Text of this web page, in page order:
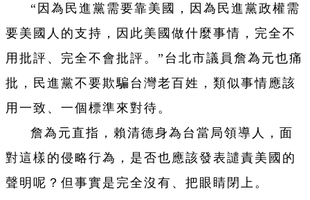
“因為民進黨需要靠美國，因為民進黨政權需
要美國人的支持，因此美國做什麼事情，完全不
用批評、完全不會批評。”台北市議員詹為元也痛
批，民進黨不要欺騙台灣老百姓，類似事情應該
用一致、一個標準來對待。
詹為元直指，賴清德身為台當局領導人，面
對這樣的侵略行為，是否也應該發表譴責美國的
聲明呢？但事實是完全沒有、把眼睛閉上。